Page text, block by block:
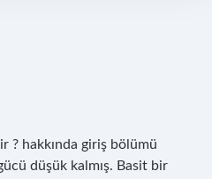
? hakkında giriş bölümü
düşük kalmış. Basit bir